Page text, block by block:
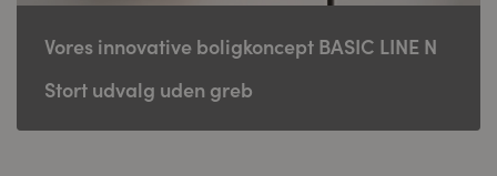
Vores innovative boligkoncept BASIC LINE N
Stort udvalg uden greb